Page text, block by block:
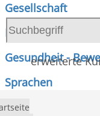
erweiterte
Gesellschaft
Kultur und
Gesundheit -
Sprachen
Arbeit - Beruf - EDV